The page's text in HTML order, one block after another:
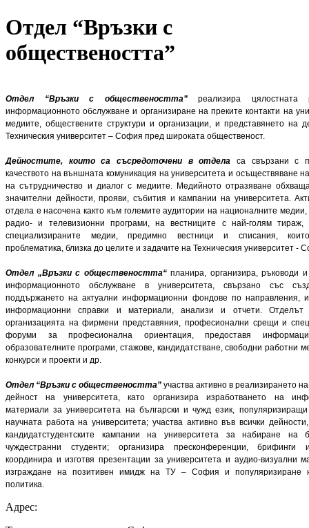
Отдел “Връзки с
обществеността”
Отдел “Връзки с обществеността”реализира цялостната
информационното обслужване и организиране на преките контакти на
медиите, обществените структури и организации, и представянето на
Техническия университет – София пред широката общественост.
Дейностите, които са съсредоточени в отдела са свързани с
качеството на външната комуникация на университета и осъществяване
на сътрудничество и диалог с медиите. Медийното отразяване
значителни дейности, прояви, събития и кампании на университета.
отдела е насочена както към големите аудитории на националните медии,
радио- и телевизионни програми, на вестниците с най-голям
специализираните медии, предимно вестници и списания,
проблематика, близка до целите и задачите на Техническия университет -
Отдел „Връзки с обществеността“планира, организира, ръководи и
информационното обслуж­ва­не в университета, свързано със
поддържането на актуални информационни фондове по направления,
информационни справки и материали, анализи и отчети. Отделът
организацията на фирмени представяния, професионални срещи и
форуми за професионална ориентация, предоставя
образователните програми, стажове, кандидатстване, свободни работни
конкурси и проекти и др.
Отдел “Връзки с обществеността” участва активно в реализирането
дейност на университета, като организира изработването на
материали за университета на български и чужд език,
научната работа на университета; участва активно във всички
кандидатстудентските кампании на университета за набиране на
чуждестранни студенти; организира пресконференции, брифинги
координира и изготвя презентации за университета и аудио-визуални
изграждане на позитивен имидж на ТУ – София и популяризиране
политика.
Адрес: